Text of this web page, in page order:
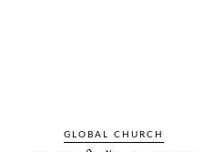
GLOBAL CHURCH